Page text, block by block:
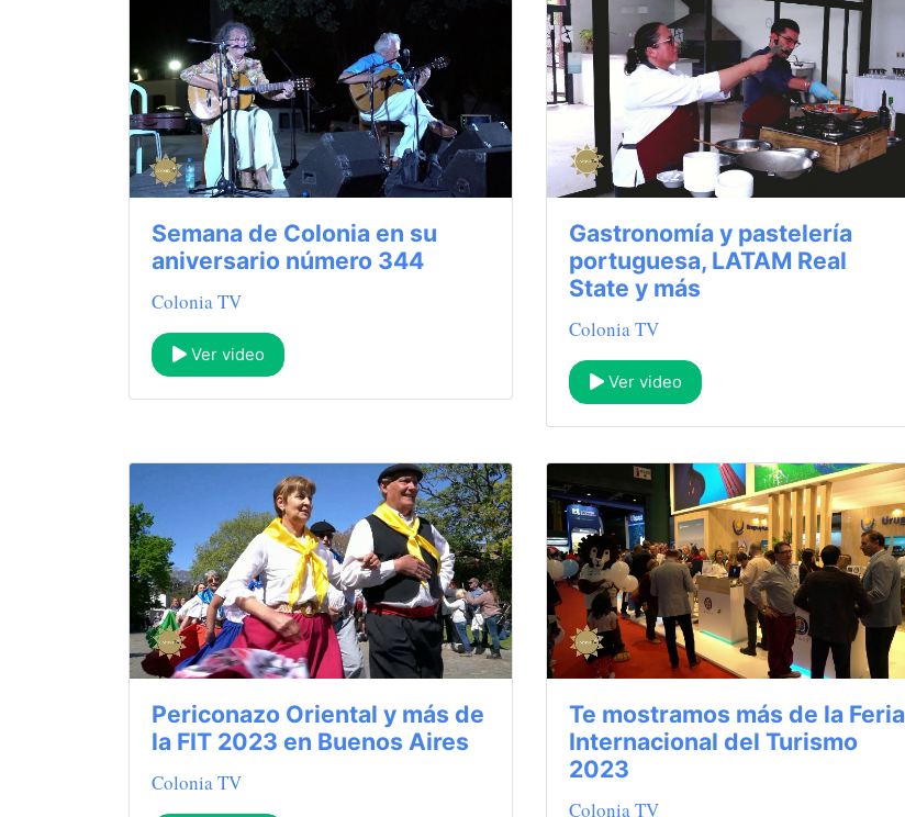
Semana de Colonia en su
aniversario número 344
Colonia TV
Ver video
Gastronomía y pastelería
portuguesa, LATAM Real
State y más
Colonia TV
Ver video
Periconazo Oriental y más de
la FIT 2023 en Buenos Aires
Colonia TV
Te mostramos más de la Feria
Internacional del Turismo
2023
Colonia TV